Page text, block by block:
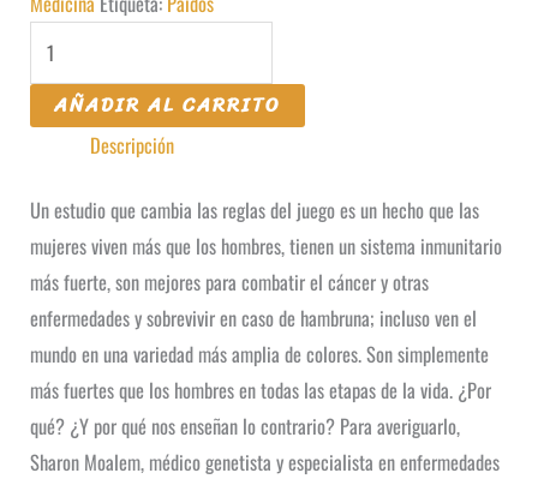
Factor
cantidad
AÑADIR AL CARRITO
Descripción
Un estudio que cambia las reglas del juego es un hecho que las
mujeres viven más que los hombres, tienen un sistema inmunitario
más fuerte, son mejores para combatir el cáncer y otras
enfermedades y sobrevivir en caso de hambruna; incluso ven el
mundo en una variedad más amplia de colores. Son simplemente
más fuertes que los hombres en todas las etapas de la vida. ¿Por
qué? ¿Y por qué nos enseñan lo contrario? Para averiguarlo,
Sharon Moalem, médico genetista y especialista en enfermedades